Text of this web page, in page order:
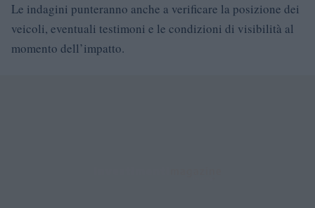
Le indagini punteranno anche a verificare la posizione dei
veicoli, eventuali testimoni e le condizioni di visibilità al
momento dell’impatto.